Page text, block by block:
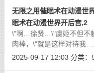
无限之用催眠术在动漫世
眠术在动漫世界开后宫,2
\"啊…徐贤…\"虞姬不但不
肉棒，\"就是这样对待我
妓…我也完全不介意…呜
2025-09-17 12:03 分类：